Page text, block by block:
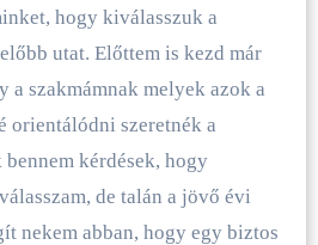
hogy kiválasszuk a
utat. Előttem is kezd már
szakmámnak melyek azok a
orientálódni szeretnék a
kérdések, hogy
de talán a jövő évi
nekem abban, hogy egy biztos